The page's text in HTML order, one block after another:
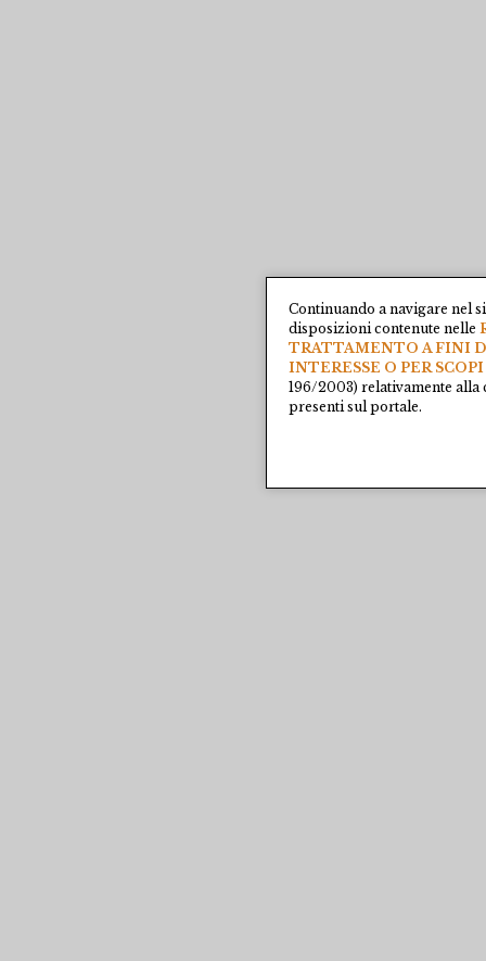
Continuando a navigare nel
disposizioni contenute nelle
TRATTAMENTO A FINI
INTERESSE O PER
196/2003) relativamente
presenti sul portale.